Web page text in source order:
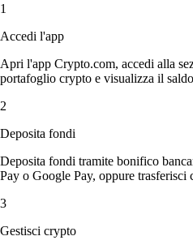
1
Accedi l'app
Apri l'app Crypto.com, accedi alla
portafoglio crypto e visualizza il
2
Deposita fondi
Deposita fondi tramite bonifico
Pay o Google Pay, oppure
3
Gestisci crypto